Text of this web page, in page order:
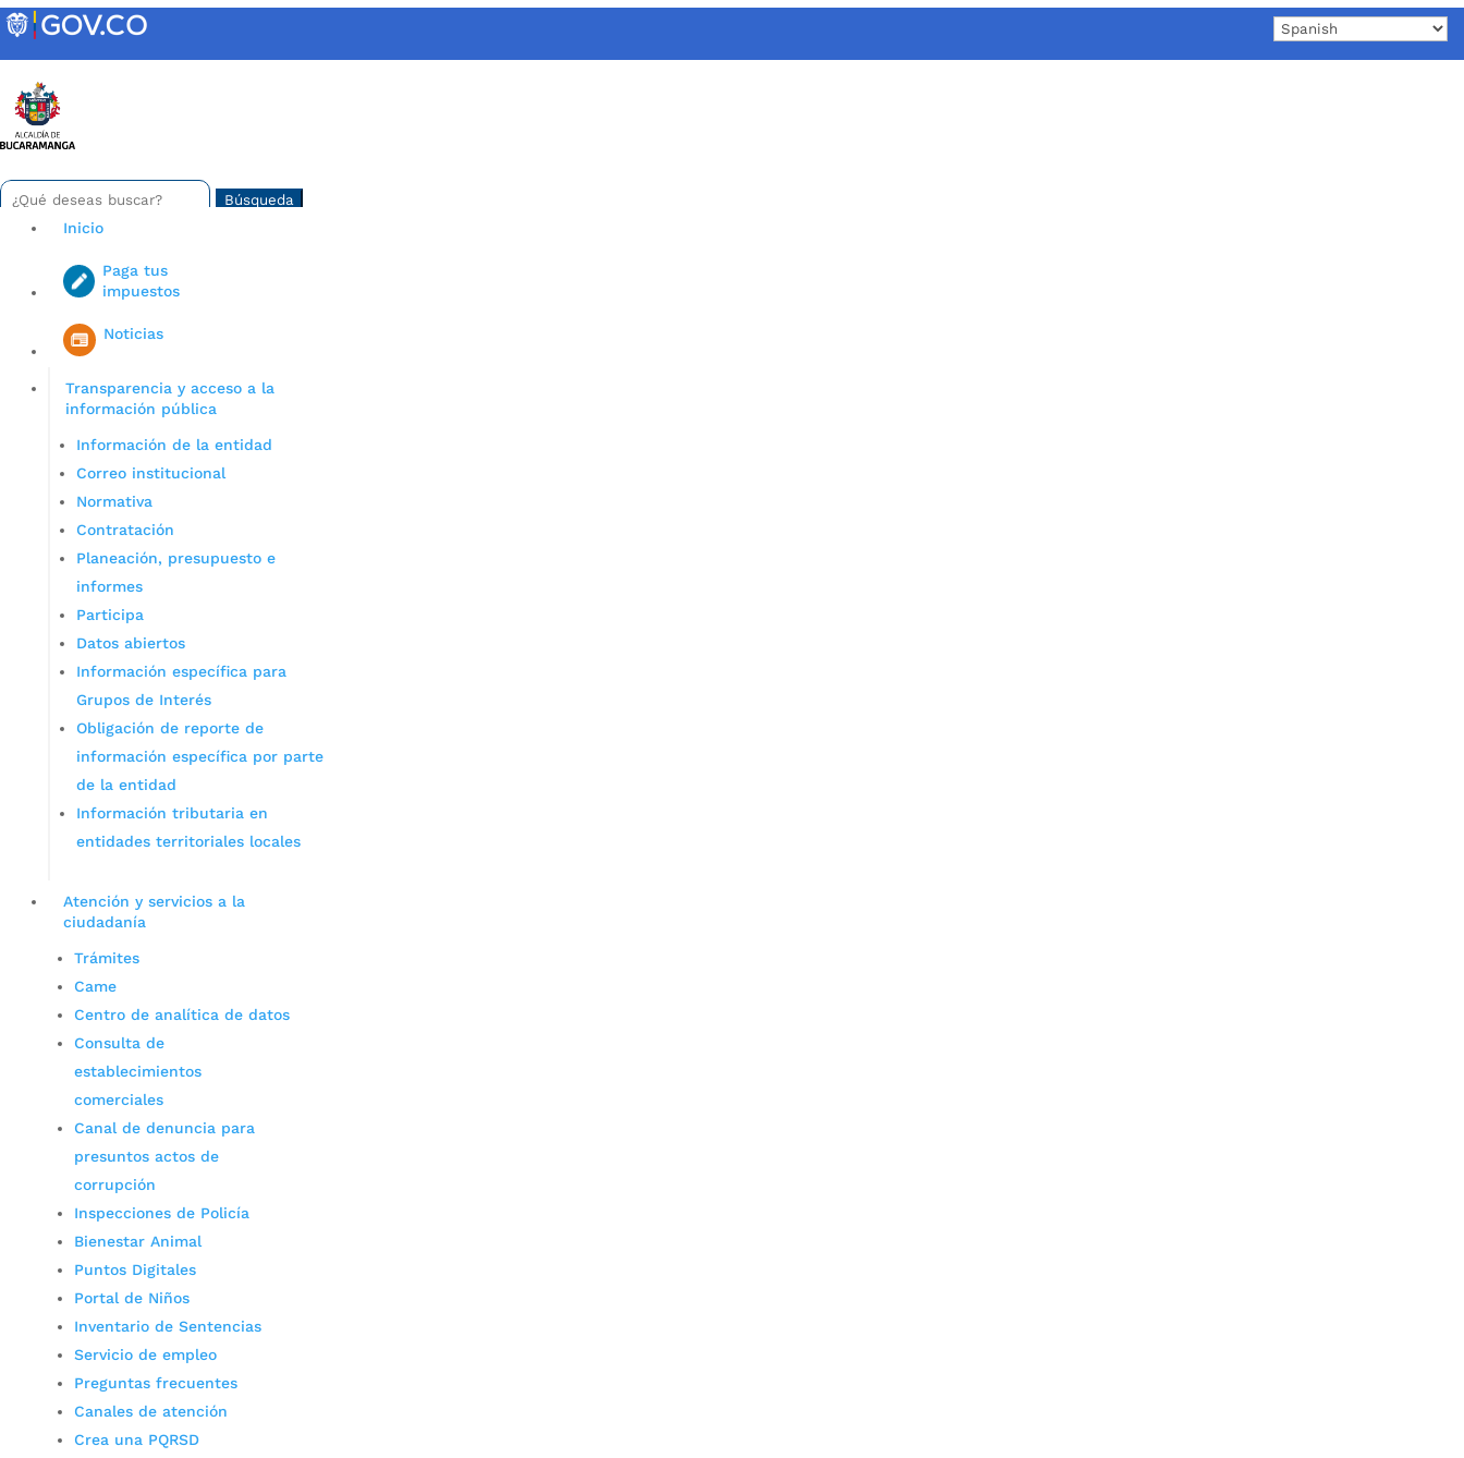
Skip
to
Buscar:
Search
for...
Iniciar sesión en gov co
Inicio
Paga tus
impuestos
Noticias
Transparencia y acceso a la
información pública
Información de la entidad
Correo institucional
Normativa
Contratación
Planeación, presupuesto e
informes
Participa
Datos abiertos
Información específica para
Grupos de Interés
Obligación de reporte de
información específica por parte
de la entidad
Información tributaria en
entidades territoriales locales
Atención y servicios a la
ciudadanía
Trámites
Came
Centro de analítica de datos
Consulta de
establecimientos
comerciales
Canal de denuncia para
presuntos actos de
corrupción
Inspecciones de Policía
Bienestar Animal
Puntos Digitales
Portal de Niños
Inventario de Sentencias
Servicio de empleo
Preguntas frecuentes
Canales de atención
Crea una PQRSD